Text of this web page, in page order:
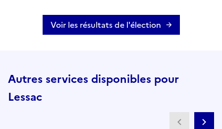
Voir les résultats de l'élection
Autres services disponibles pour
Lessac